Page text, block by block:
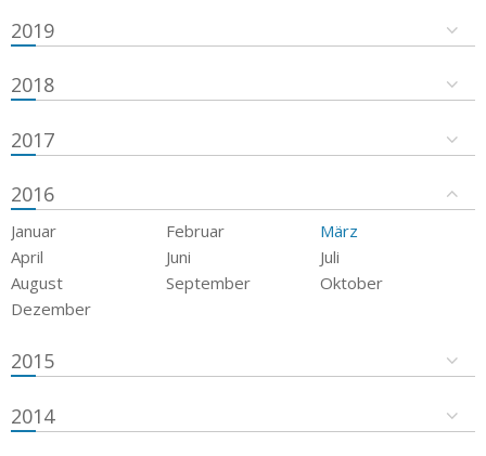
2019
2018
2017
2016
Januar Februar
März
April
Juni
Juli
August
September
Oktober
Dezember
2015
2014